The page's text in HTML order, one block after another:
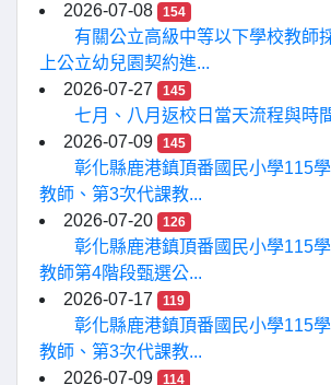
2026-07-08
154
有關公立高級中等以下學校教師
上公立幼兒園契約進...
2026-07-27
145
七月、八月返校日當天流程與時
2026-07-09
145
彰化縣鹿港鎮頂番國民小學115
教師、第3次代課教...
2026-07-20
126
彰化縣鹿港鎮頂番國民小學115
教師第4階段甄選公...
2026-07-17
119
彰化縣鹿港鎮頂番國民小學115
教師、第3次代課教...
2026-07-09
114